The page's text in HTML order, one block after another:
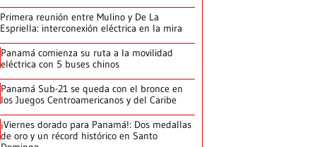
Primera reunión entre Mulino y De La
Espriella: interconexión eléctrica en la mira
Panamá comienza su ruta a la movilidad
eléctrica con 5 buses chinos
Panamá Sub-21 se queda con el bronce en
los Juegos Centroamericanos y del Caribe
¡Viernes dorado para Panamá!: Dos medallas
de oro y un récord histórico en Santo